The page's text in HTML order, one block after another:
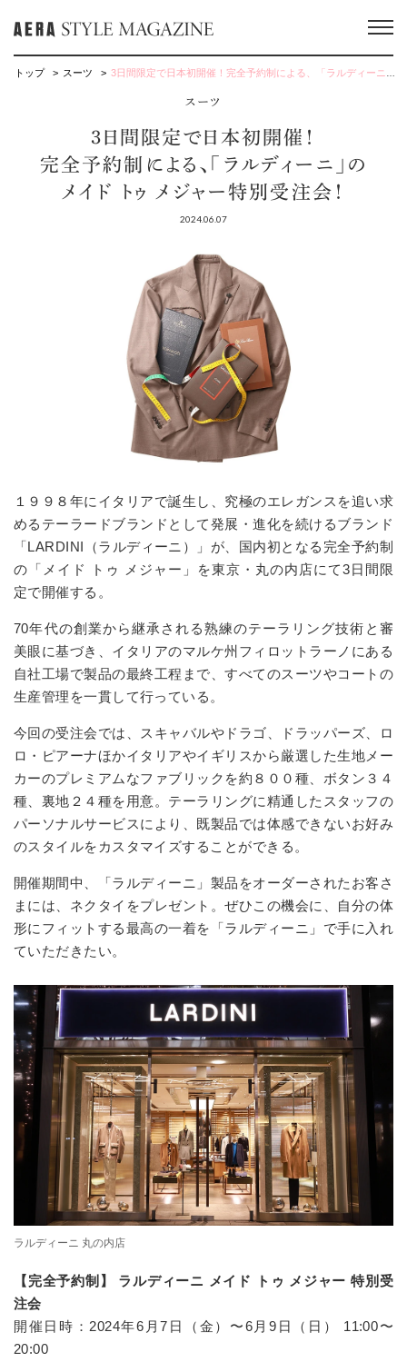
トップ スーツ 3日間限定で日本初開催！完全予約制による、「ラルディーニ」のメイド トゥ メジャー特別受注会！
スーツ
3日間限定で日本初開催！
完全予約制による、「ラルディーニ」の
メイド トゥ メジャー特別受注会！
2024.06.07
１９９８年にイタリアで誕生し、究極のエレガンスを追い求
めるテーラードブランドとして発展・進化を続けるブランド
「LARDINI（ラルディーニ）」が、国内初となる完全予約制
の「メイド トゥ メジャー」を東京・丸の内店にて3日間限
定で開催する。
70年代の創業から継承される熟練のテーラリング技術と審
美眼に基づき、イタリアのマルケ州フィロットラーノにある
自社工場で製品の最終工程まで、すべてのスーツやコートの
生産管理を一貫して行っている。
今回の受注会では、スキャバルやドラゴ、ドラッパーズ、ロ
ロ・ピアーナほかイタリアやイギリスから厳選した生地メー
カーのプレミアムなファブリックを約８００種、ボタン３４
種、裏地２４種を用意。テーラリングに精通したスタッフの
パーソナルサービスにより、既製品では体感できないお好み
のスタイルをカスタマイズすることができる。
開催期間中、「ラルディーニ」製品をオーダーされたお客さ
まには、ネクタイをプレゼント。ぜひこの機会に、自分の体
形にフィットする最高の一着を「ラルディーニ」で手に入れ
ていただきたい。
ラルディーニ 丸の内店
【完全予約制】 ラルディーニ メイド トゥ メジャー 特別受
注会
開催日時：2024年6月7日（金）〜6月9日（日） 11:00〜
20:00